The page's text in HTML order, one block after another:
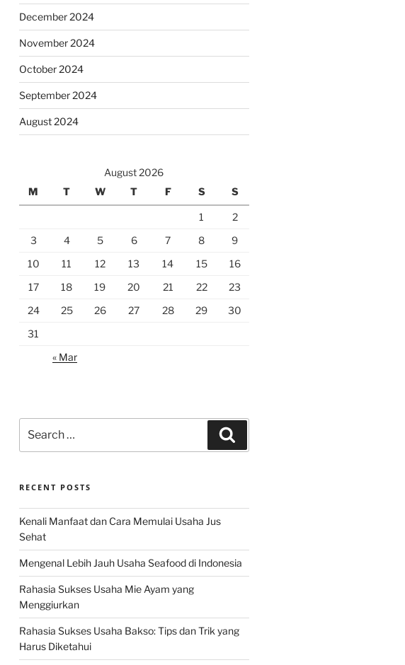
December 2024
November 2024
October 2024
September 2024
August 2024
August 2026
M
T W T F S S
1
2
3
4 5 6 7 8
9
10
11 12 13 14 15
16
17
18 19 20 21 22
23
24
25 26 27 28 29
30
31
« Mar
for:
RECENT POSTS
Kenali Manfaat dan Cara Memulai Usaha Jus
Sehat
Mengenal Lebih Jauh Usaha Seafood di Indonesia
Rahasia Sukses Usaha Mie Ayam yang
Menggiurkan
Rahasia Sukses Usaha Bakso: Tips dan Trik yang
Harus Diketahui